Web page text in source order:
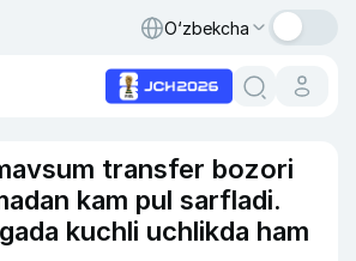
O‘zbekcha
transfer bozori
kam pul sarfladi.
kuchli uchlikda ham